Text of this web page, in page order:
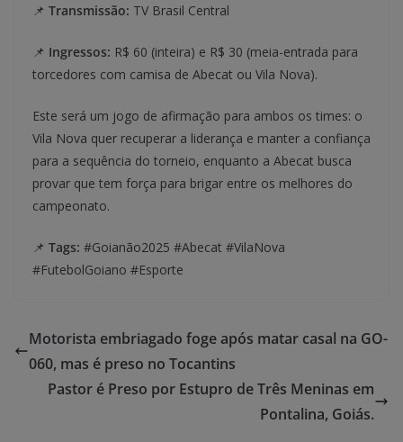
📌 Transmissão: TV Brasil Central
📌 Ingressos: R$ 60 (inteira) e R$ 30 (meia-entrada para
torcedores com camisa de Abecat ou Vila Nova).
Este será um jogo de afirmação para ambos os times: o
Vila Nova quer recuperar a liderança e manter a confiança
para a sequência do torneio, enquanto a Abecat busca
provar que tem força para brigar entre os melhores do
campeonato.
📌 Tags: #Goianão2025 #Abecat #VilaNova
#FutebolGoiano #Esporte
Motorista embriagado foge após matar casal na GO-
060, mas é preso no Tocantins
Pastor é Preso por Estupro de Três Meninas em
Pontalina, Goiás.